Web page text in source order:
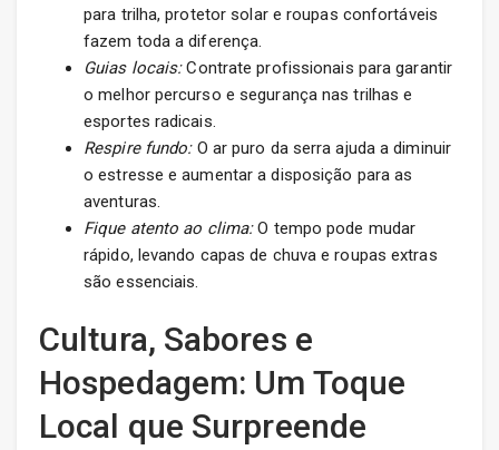
para trilha, protetor solar e roupas confortáveis
fazem toda a diferença.
Guias locais:Contrate profissionais para garantir
o melhor percurso e segurança nas trilhas e
esportes radicais.
Respire fundo:O ar puro da serra ajuda a diminuir
o estresse e aumentar a disposição para as
aventuras.
Fique atento ao clima:O tempo pode mudar
rápido, levando capas de chuva e roupas extras
são essenciais.
Cultura, Sabores e
Hospedagem: Um Toque
Local que Surpreende